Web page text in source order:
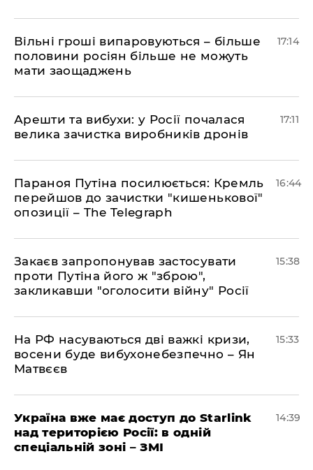
Вільні гроші випаровуються – більше
половини росіян більше не можуть
мати заощаджень
17:14
Арешти та вибухи: у Росії почалася
велика зачистка виробників дронів
17:11
Параноя Путіна посилюється: Кремль
перейшов до зачистки "кишенькової"
опозиції – The Telegraph
16:44
Закаєв запропонував застосувати
проти Путіна його ж "зброю",
закликавши "оголосити війну" Росії
15:38
На РФ насуваються дві важкі кризи,
восени буде вибухонебезпечно – Ян
Матвєєв
15:33
Україна вже має доступ до Starlink
над територією Росії: в одній
спеціальній зоні – ЗМІ
14:39